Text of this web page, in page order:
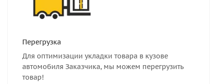
Перегрузка
Для оптимизации укладки товара в кузове
автомобиля Заказчика, мы можем перегрузить
товар!